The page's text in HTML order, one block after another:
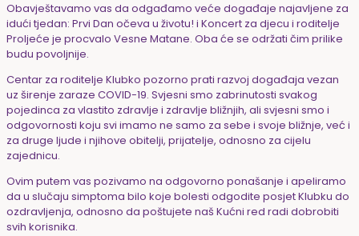
Obavještavamo vas da odgađamo veće događaje najavljene za
idući tjedan: Prvi Dan očeva u životu! i Koncert za djecu i roditelje
Proljeće je procvalo Vesne Matane. Oba će se održati čim prilike
budu povoljnije.
Centar za roditelje Klubko pozorno prati razvoj događaja vezan
uz širenje zaraze COVID-19. Svjesni smo zabrinutosti svakog
pojedinca za vlastito zdravlje i zdravlje bližnjih, ali svjesni smo i
odgovornosti koju svi imamo ne samo za sebe i svoje bližnje, već i
za druge ljude i njihove obitelji, prijatelje, odnosno za cijelu
zajednicu.
Ovim putem vas pozivamo na odgovorno ponašanje i apeliramo
da u slučaju simptoma bilo koje bolesti odgodite posjet Klubku do
ozdravljenja, odnosno da poštujete naš Kućni red radi dobrobiti
svih korisnika.